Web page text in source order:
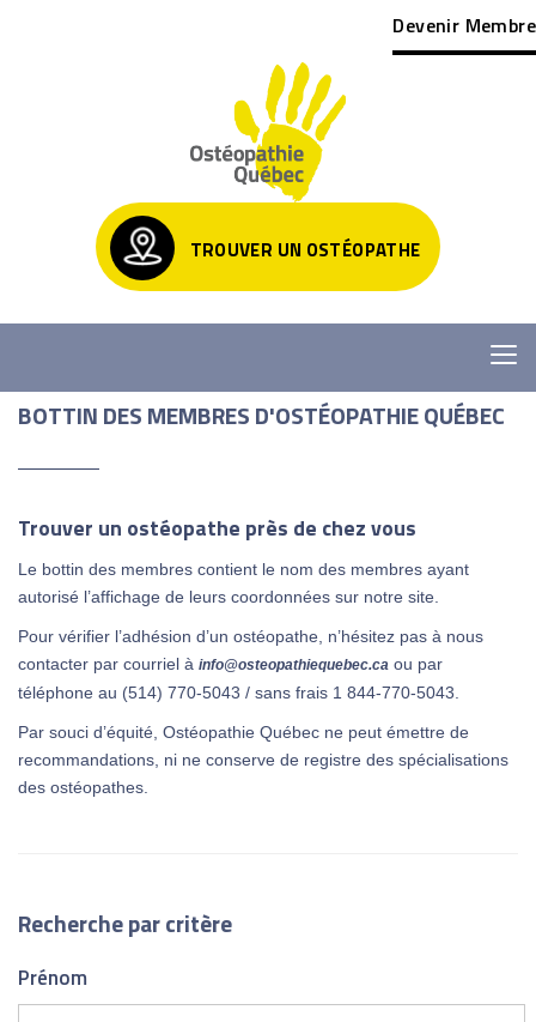
Devenir Membre
TROUVER UN OSTÉOPATHE
BOTTIN DES MEMBRES D'OSTÉOPATHIE QUÉBEC
Trouver un ostéopathe près de chez vous
Le bottin des membres contient le nom des membres ayant
autorisé l’affichage de leurs coordonnées sur notre site.
Pour vérifier l’adhésion d’un ostéopathe, n’hésitez pas à nous
contacter par courriel à info@osteopathiequebec.ca ou par
téléphone au (514) 770-5043 / sans frais 1 844-770-5043.
Par souci d’équité, Ostéopathie Québec ne peut émettre de
recommandations, ni ne conserve de registre des spécialisations
des ostéopathes.
Recherche par critère
Prénom